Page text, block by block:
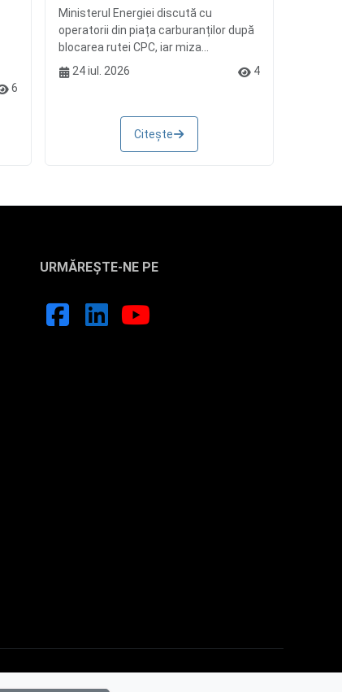
6
Ministerul Energiei discută cu
operatorii din piața carburanților după
blocarea rutei CPC, iar miza...
24 iul. 2026
4
Citește
URMĂREȘTE-NE PE